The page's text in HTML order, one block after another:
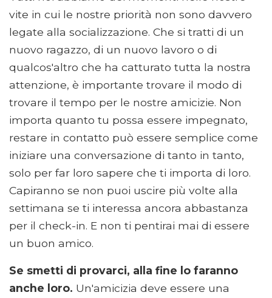
vite in cui le nostre priorità non sono davvero
legate alla socializzazione. Che si tratti di un
nuovo ragazzo, di un nuovo lavoro o di
qualcos'altro che ha catturato tutta la nostra
attenzione, è importante trovare il modo di
trovare il tempo per le nostre amicizie. Non
importa quanto tu possa essere impegnato,
restare in contatto può essere semplice come
iniziare una conversazione di tanto in tanto,
solo per far loro sapere che ti importa di loro.
Capiranno se non puoi uscire più volte alla
settimana se ti interessa ancora abbastanza
per il check-in. E non ti pentirai mai di essere
un buon amico.
Se smetti di provarci, alla fine lo faranno
anche loro. Un'amicizia deve essere una